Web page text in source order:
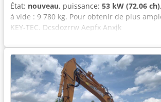
État: nouveau, puissance: 53 kW (72,06 ch)
à vide : 9 780 kg. Pour obtenir de plus
KEY-TEC. Dcsdozrrw Aepfx Anxjk